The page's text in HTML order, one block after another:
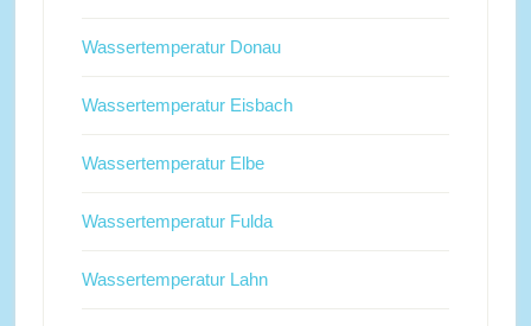
Wassertemperatur Donau
Wassertemperatur Eisbach
Wassertemperatur Elbe
Wassertemperatur Fulda
Wassertemperatur Lahn